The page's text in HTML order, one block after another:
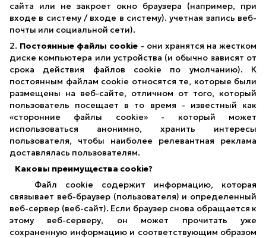
сайта или не закроет окно браузера (например, при
входе в систему / входе в систему). учетная запись веб-
почты или социальной сети).
2. Постоянные файлы cookie - они хранятся на жестком
диске компьютера или устройства (и обычно зависят от
срока действия файлов cookie по умолчанию). К
постоянным файлам cookie относятся те, которые были
размещены на веб-сайте, отличном от того, который
пользователь посещает в то время - известный как
«сторонние файлы cookie» - который может
использоваться анонимно, хранить интересы
пользователя, чтобы наиболее релевантная реклама
доставлялась пользователям.
Каковы преимущества cookie?
Файл cookie содержит информацию, которая
связывает веб-браузер (пользователя) и определенный
веб-сервер (веб-сайт). Если браузер снова обращается к
этому веб-серверу, он может прочитать уже
сохраненную информацию и соответствующим образом